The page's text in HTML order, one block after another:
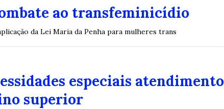
ao transfeminicídio
da Lei Maria da Penha para mulheres trans
especiais atendimento
superior